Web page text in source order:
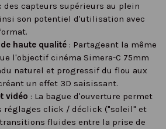
des capteurs supérieurs au plein
son potentiel d'utilisation avec
haute qualité : Partageant la même
l'objectif cinéma Simera-C 75mm
naturel et progressif du flou aux
un effet 3D saisissant.
vidéo : La bague d'ouverture permet
réglages click / déclick ("soleil" et
fluides entre la prise de